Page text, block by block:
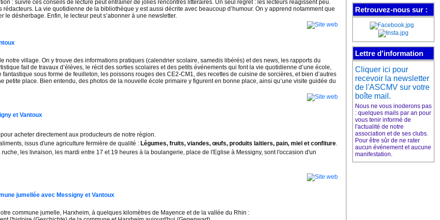
: suivre ces conseils de lecture peut entraîner de jolies rencontres littéraires. Un seul regret : les lecteurs réagissent peu.
La vie quotidienne de la bibliothèque y est aussi décrite avec beaucoup d’humour. On y apprend notamment que
le désherbage. Enfin, le lecteur peut s’abonner à une newsletter.
notre village. On y trouve des informations pratiques (calendrier scolaire, samedis libérés) et des news, les rapports du
fait de travaux d’élèves, le récit des sorties scolaires et des petits événements qui font la vie quotidienne d’une école,
sous forme de feuilleton, les poissons rouges des CE2-CM1, des recettes de cuisine de sorcières, et bien d’autres
petite place. Bien entendu, des photos de la nouvelle école primaire y figurent en bonne place, ainsi qu’une visite guidée du
et Vantoux
acheter directement aux producteurs de notre région.
issus d'une agriculture fermière de qualité : Légumes, fruits, viandes, œufs, produits laitiers, pain, miel et confiture.
les livraison, les mardi entre 17 et 19 heures à la boulangerie, place de l'Eglise à Messigny, sont l'occasion d'un
jumellée avec Messigny et Vantoux
commune jumelle, Harxheim, à quelques kilomètres de Mayence et de la vallée du Rhin :
Les cours de guitare de
l'ASCMV
ont leur page Facebook
Aimez pour suivre
l'actu de nos cours
et plein d'infos sur la
guitare
Le club de danse de
l'ASCMV
a sa page Facebook
Retrouvez-nous sur :
Lettre d'information
Cliquer ici pour
recevoir la newsletter
de l'ASCMV sur votre
boîte mail.
Nous ne vous inoderons pas
: quelques mails par an pour
vous tenir informé de
l'actualité de notre
association et de ses clubs.
Pour être sûr de ne rater
aucun événement et aucune
manifestation.